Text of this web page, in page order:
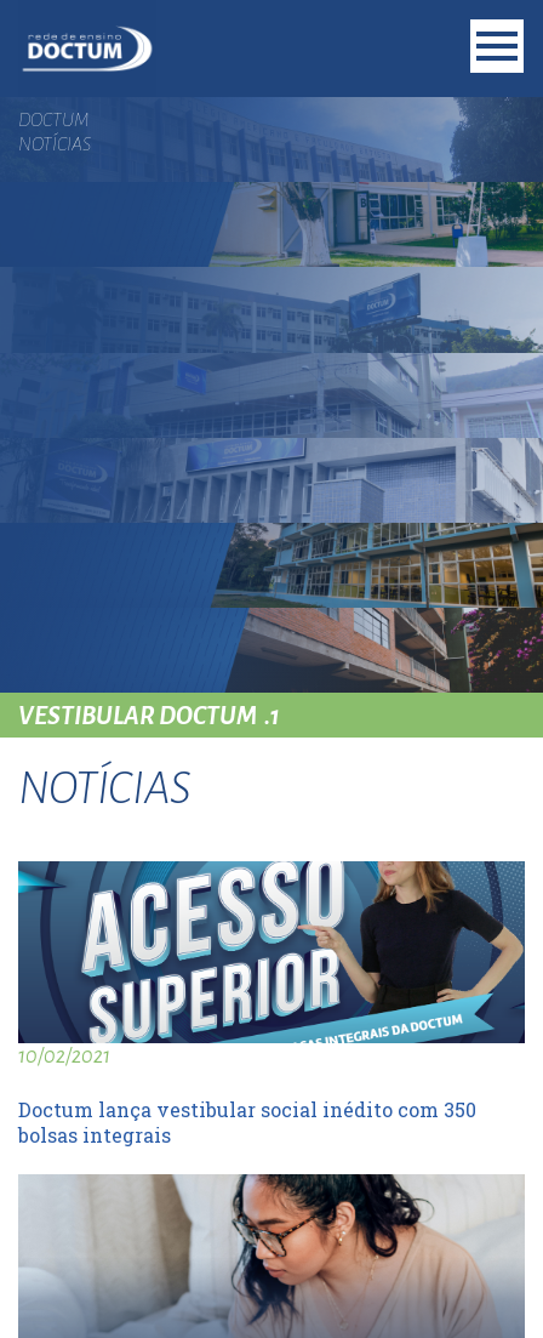
DOCTUM
NOTÍCIAS
VESTIBULAR DOCTUM .1
NOTÍCIAS
10/02/2021
Doctum lança vestibular social inédito com 350
bolsas integrais